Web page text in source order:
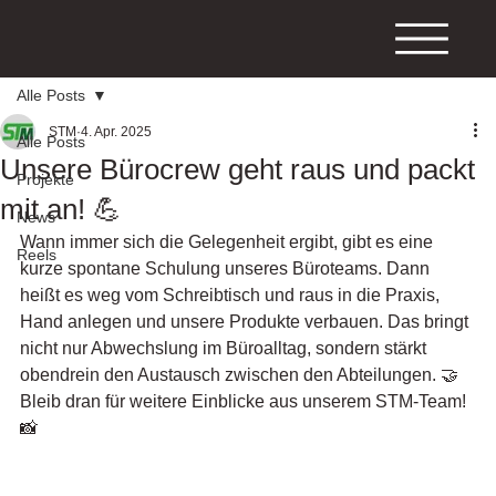
Alle Posts
Projekte
News
Reels
Alle Posts
Unsere Bürocrew geht raus und packt
mit an! 💪
STM 4. Apr. 2025
Wann immer sich die Gelegenheit ergibt, gibt es eine
kurze spontane Schulung unseres Büroteams. Dann
heißt es weg vom Schreibtisch und raus in die Praxis,
Hand anlegen und unsere Produkte verbauen. Das bringt
nicht nur Abwechslung im Büroalltag, sondern stärkt
obendrein den Austausch zwischen den Abteilungen. 🤝
Bleib dran für weitere Einblicke aus unserem STM-Team!
📸